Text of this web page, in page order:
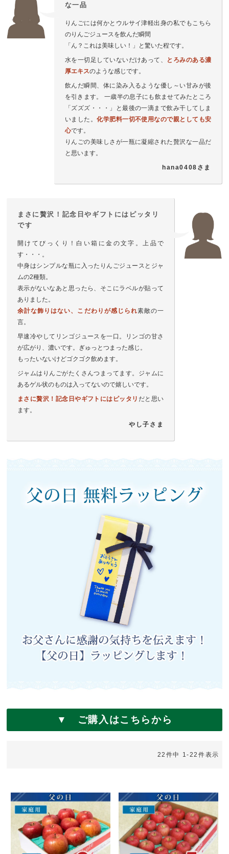
な一品
りんごには何かとウルサイ津軽出身の私でもこちら
のりんごジュースを飲んだ瞬間
「ん？これは美味しい！」と驚いた程です。
水を一切足していないだけあって、
とろみのある濃
厚エキスのような感じです。
飲んだ瞬間、体に染み入るような優し～い甘みが後
を引きます。 一歳半の息子にも飲ませてみたところ
「ズズズ・・・」と最後の一滴まで飲み干してしま
いました。化学肥料一切不使用なので親としても安
心です。
りんごの美味しさが一瓶に凝縮された贅沢な一品だ
と思います。
hana0408さま
まさに贅沢！記念日やギフトにはピッタリ
です
開けてびっくり！白い箱に金の文字。上品で
す・・・。
中身はシンプルな瓶に入ったりんごジュースとジャ
ムの2種類。
表示がないなあと思ったら、そこにラベルが貼って
ありました。
余計な飾りはない、こだわりが感じられ素敵の一
言。
早速冷やしてリンゴジュースを一口。リンゴの甘さ
が広がり、濃いです。ぎゅっとつまった感じ。
もったいないけどゴクゴク飲めます。
ジャムはりんごがたくさんつまってます。ジャムに
あるゲル状のものは入ってないので嬉しいです。
まさに贅沢！記念日やギフトにはピッタリ だと思い
ます。
やし子さま
▼ ご購入はこちらから
22 件中 1-22 件表示